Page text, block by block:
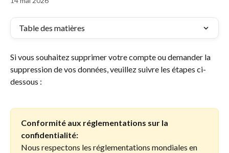
Table des matières
Si vous souhaitez supprimer votre compte ou demander la
suppression de vos données, veuillez suivre les étapes ci-
dessous :
Conformité aux réglementations sur la
confidentialité:
Nous respectons les réglementations mondiales en